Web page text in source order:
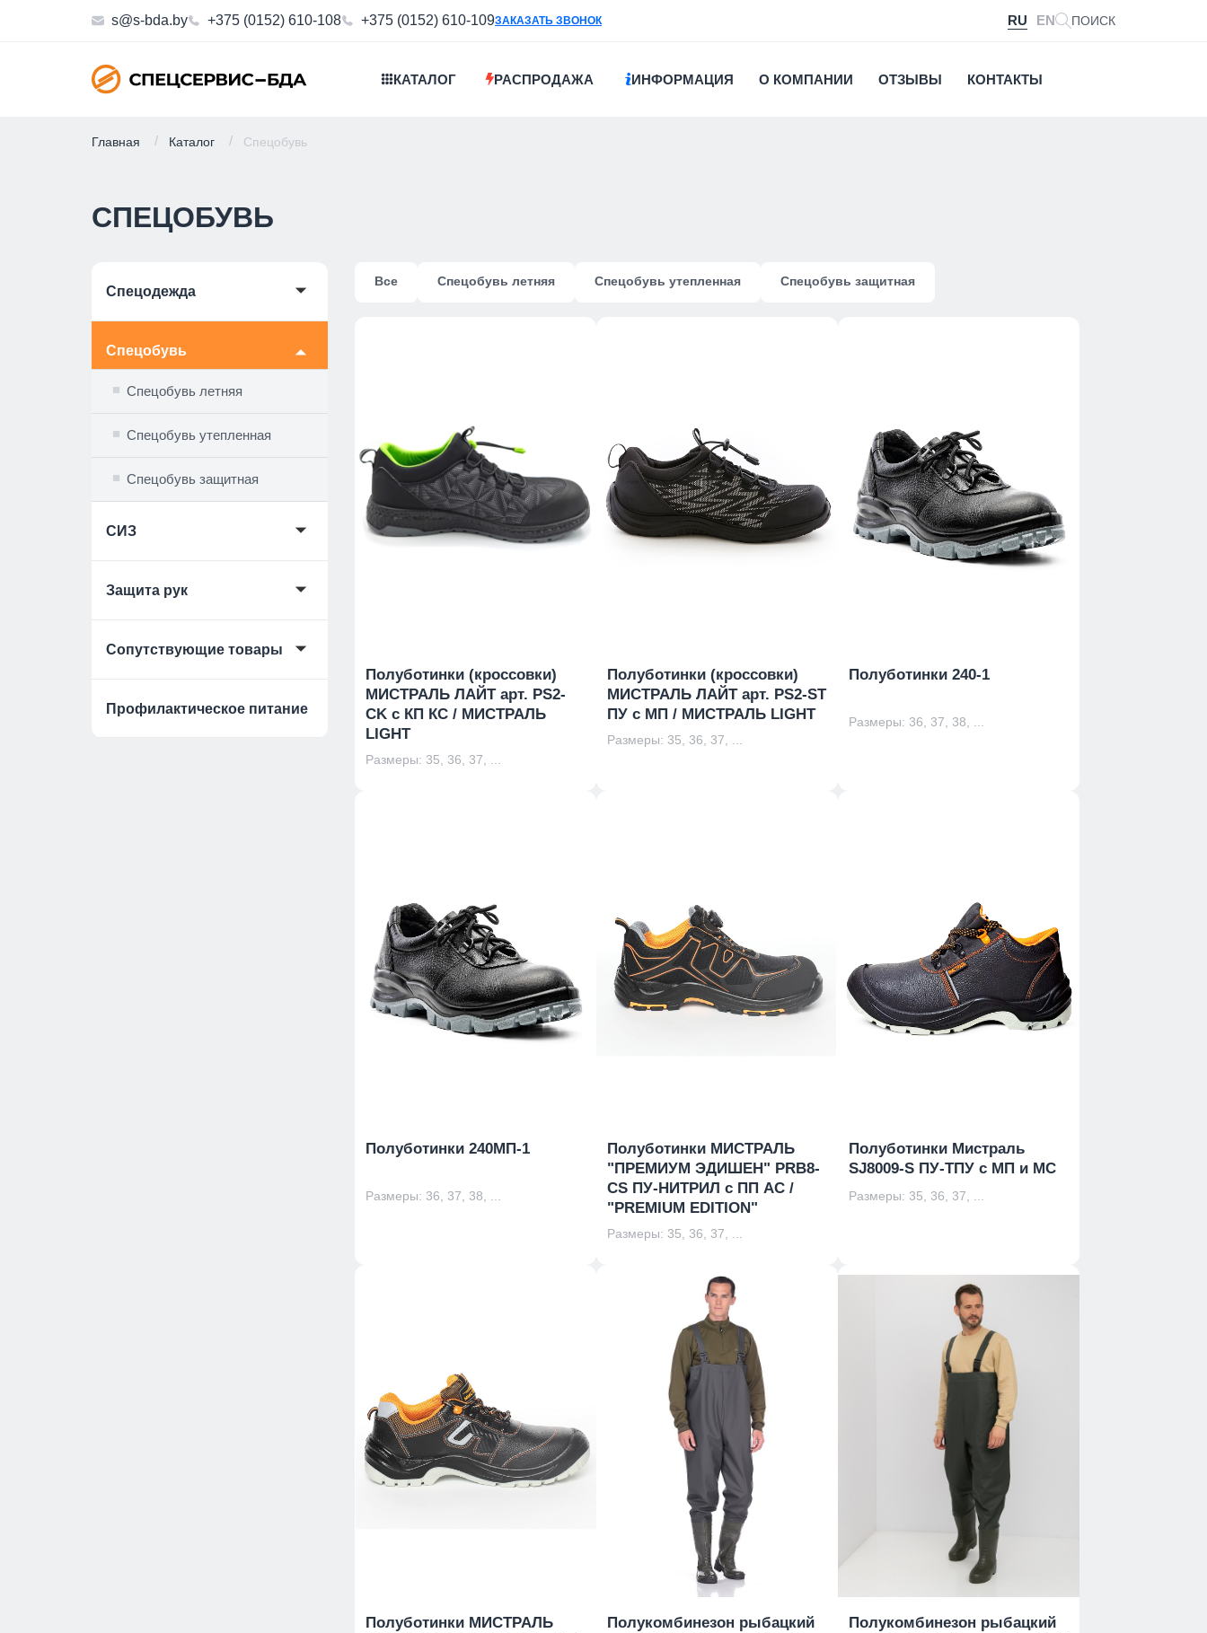
s@s-bda.by +375 (0152) 610-108 +375 (0152) 610-109ЗАКАЗАТЬ ЗВОНОК RU EN ПОИСК
КАТАЛОГ РАСПРОДАЖА ИНФОРМАЦИЯ О КОМПАНИИ ОТЗЫВЫ КОНТАКТЫ
Главная Каталог Спецобувь
СПЕЦОБУВЬ
Спецодежда 🞃
Спецобувь
Спецобувь летняя
Спецобувь утепленная
Спецобувь защитная
🞃
СИЗ 🞃
Защита рук 🞃
Сопутствующие товары 🞃
Профилактическое питание
Все Спецобувь летняя Спецобувь утепленная Спецобувь защитная
Полуботинки (кроссовки)
МИСТРАЛЬ ЛАЙТ арт. PS2-
CK с КП КС / МИСТРАЛЬ
LIGHT
Размеры: 35, 36, 37, ...
Полуботинки (кроссовки)
МИСТРАЛЬ ЛАЙТ арт. PS2-ST
ПУ с МП / МИСТРАЛЬ LIGHT
Размеры: 35, 36, 37, ...
Полуботинки 240-1
Размеры: 36, 37, 38, ...
Полуботинки 240МП-1
Размеры: 36, 37, 38, ...
Полуботинки МИСТРАЛЬ
"ПРЕМИУМ ЭДИШЕН" PRB8-
CS ПУ-НИТРИЛ с ПП АС /
"PREMIUM EDITION"
Размеры: 35, 36, 37, ...
Полуботинки Мистраль
SJ8009-S ПУ-ТПУ с МП и МС
Размеры: 35, 36, 37, ...
Полуботинки МИСТРАЛЬ
Полукомбинезон рыбацкий
Полукомбинезон рыбацкий